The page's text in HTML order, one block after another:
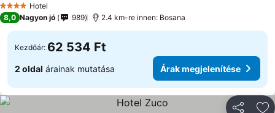
4 KategóriaHotel
8,0 Nagyon jó 989 2.4 km-re innen: Bosana
Kezdőár: 62 534 Ft
2 oldal árainak mutatása Árak megjelenítése